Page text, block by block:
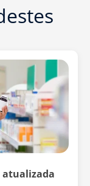
atualizada